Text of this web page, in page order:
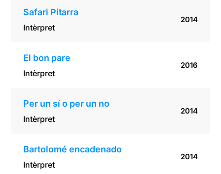
Safari Pitarra
Intèrpret
2014
El bon pare
Intèrpret
2016
Per un sí o per un no
Intèrpret
2014
Bartolomé encadenado
Intèrpret
2014